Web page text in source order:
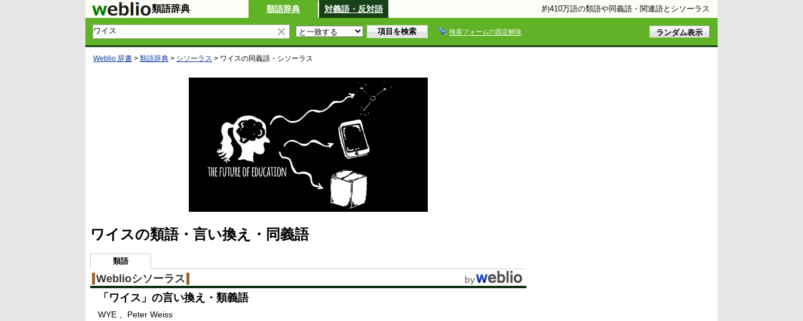
類語辞典 類語辞典 対義語・反対語 約410万語の類語や同義語・関連語とシソーラス
検索フォームの固定解除
Weblio 辞書 > 類語辞典 > シソーラス > ワイスの同義語・シソーラス
ワイスの類語・言い換え・同義語
類語
Weblioシソーラス
「 ワイス 」の言い換え・類義語
WYE Peter Weiss